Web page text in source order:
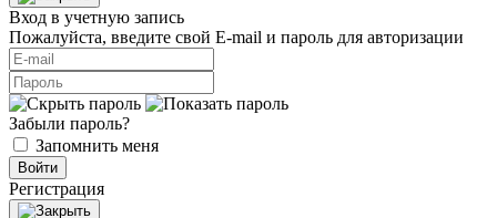
Вход в учетную запись
Пожалуйста, введите свой E‑mail и пароль для авторизации
Забыли пароль?
Запомнить меня
Войти
Регистрация